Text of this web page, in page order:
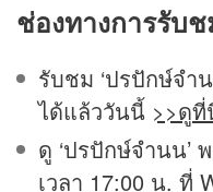
ช่องทางการรับ
รับชม ‘ปรปักษ์จำ
ได้แล้ววันนี้ >>ดูที่
ดู ‘ปรปักษ์จำนน’
เวลา 17:00 น. ที่